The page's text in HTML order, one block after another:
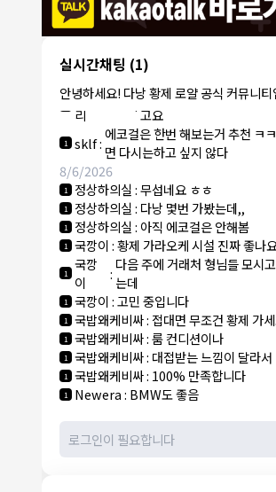
실시간채팅 (1)
안녕하세요! 다낭 황제 로얄 공식 커뮤니티
1
NY런던파
리
:다낭 에코걸 여기서 예약
요?
1 3군:에코걸 좀 조심 하는게 좋음
NY런던파리 :저도 많이 들었습니다 ㅋㅋ
NY런던파
리
:에코걸 하는 놈들 있으면
고요
1 sklf: 에코걸은 한번 해보는거 추천 ㅋ
면 다시는하고 싶지 않다
8/6/2026
1 정상하의실:무섭네요 ㅎㅎ
1 정상하의실: 다낭 몇번 가봤는데,,
1 정상하의실: 아직 에코걸은 안해봄
1 국깡이:황제 가라오케 시설 진짜 좋나
1
국깡
이
: 다음 주에 거래처 형님들 모시
는데
1 국깡이:고민 중입니다
1 국밥왜케비싸: 접대면 무조건 황제 가
1 국밥왜케비싸:룸 컨디션이나
1 국밥왜케비싸: 대접받는 느낌이 달라서
1 국밥왜케비싸: 100% 만족합니다
1 Newera: BMW도 좋음